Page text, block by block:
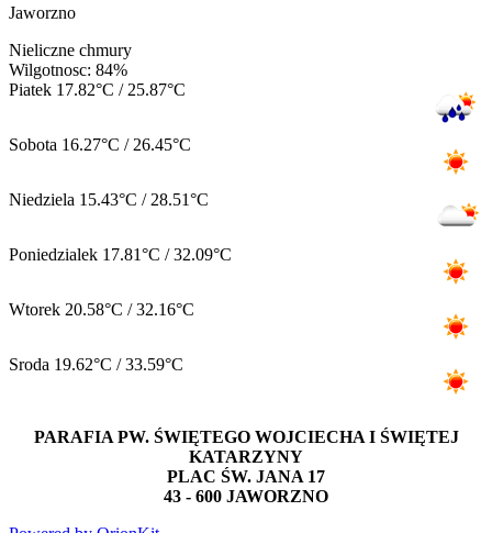
Jaworzno
Nieliczne chmury
Wilgotnosc: 84%
Piatek 17.82°C / 25.87°C
Sobota 16.27°C / 26.45°C
Niedziela 15.43°C / 28.51°C
Poniedzialek 17.81°C / 32.09°C
Wtorek 20.58°C / 32.16°C
Sroda 19.62°C / 33.59°C
PARAFIA PW. ŚWIĘTEGO WOJCIECHA I ŚWIĘTEJ
KATARZYNY
PLAC ŚW. JANA 17
43 - 600 JAWORZNO